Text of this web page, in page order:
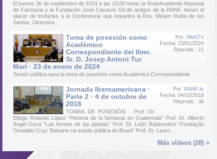
El jueves 26 de septiembre de 2024 a las 19,00 horas la Real Academia Nacional
de Farmacia y la Fundación José Casares Gil de amigos de la RANF, tienen el
placer de invitarles a la Conferencia que impartirá la Dra. Miriam Rubio de los
Santos, Directora...
Por: WebTV
Fecha: 23/01/2024
Reprods.: 21
Toma de posesión como
Académico
Correspondiente del Ilmo.
Sr. D. Josep Antoni Tur
Marí · 23 de enero de 2024
Sesión pública para la toma de posesión como Académico Correspondiente
Por: RANF.tv
Fecha: 04/10/2018
Reprods.: 36
Jornada Iberoamericana ·
Parte 2 · 4 de octubre de
2018
TOMAS DE POSESIÓN Prof. Dr.
Elfego Rolando López “Historia de la farmacia en Guatemala” Prof. Dr. Alberto
Angel Gurni “Las formas de las plantas” Prof. Dr. León Rabinovitch “Fundação
Oswaldo Cruz: Baluarte na saúde pública do Brasil” Prof. Dr. Lauro ...
Más vídeos (28) >